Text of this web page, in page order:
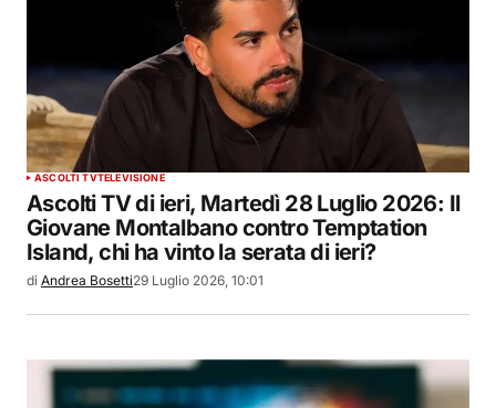
ASCOLTI TVTELEVISIONE
Ascolti TV di ieri, Martedì 28 Luglio 2026: Il
Giovane Montalbano contro Temptation
Island, chi ha vinto la serata di ieri?
di Andrea Bosetti29 Luglio 2026, 10:01